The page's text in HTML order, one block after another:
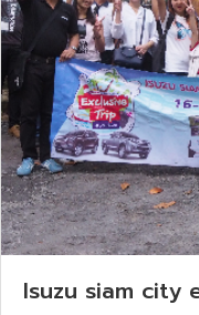
Isuzu siam city